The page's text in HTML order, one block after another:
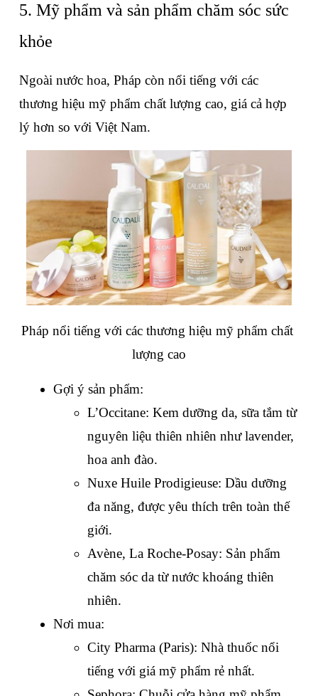
5. Mỹ phẩm và sản phẩm chăm sóc sức
khỏe
Ngoài nước hoa, Pháp còn nổi tiếng với các
thương hiệu mỹ phẩm chất lượng cao, giá cả hợp
lý hơn so với Việt Nam.
Pháp nổi tiếng với các thương hiệu mỹ phẩm chất
lượng cao
Gợi ý sản phẩm:
L’Occitane: Kem dưỡng da, sữa tắm từ
nguyên liệu thiên nhiên như lavender,
hoa anh đào.
Nuxe Huile Prodigieuse: Dầu dưỡng
đa năng, được yêu thích trên toàn thế
giới.
Avène, La Roche-Posay: Sản phẩm
chăm sóc da từ nước khoáng thiên
nhiên.
Nơi mua:
City Pharma (Paris): Nhà thuốc nổi
tiếng với giá mỹ phẩm rẻ nhất.